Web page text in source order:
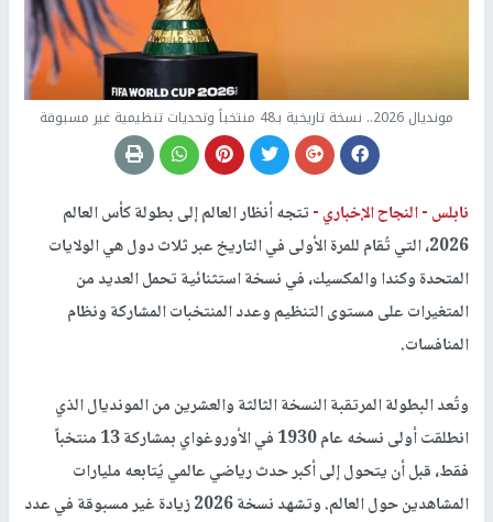
مونديال 2026.. نسخة تاريخية بـ48 منتخباً وتحديات تنظيمية غير مسبوقة
نابلس -النجاح الإخباري -تتجه أنظار العالم إلى بطولة كأس العالم
2026، التي تُقام للمرة الأولى في التاريخ عبر ثلاث دول هي الولايات
المتحدة وكندا والمكسيك، في نسخة استثنائية تحمل العديد من
المتغيرات على مستوى التنظيم وعدد المنتخبات المشاركة ونظام
المنافسات.
وتُعد البطولة المرتقبة النسخة الثالثة والعشرين من المونديال الذي
انطلقت أولى نسخه عام 1930 في الأوروغواي بمشاركة 13 منتخباً
فقط، قبل أن يتحول إلى أكبر حدث رياضي عالمي يُتابعه مليارات
المشاهدين حول العالم. وتشهد نسخة 2026 زيادة غير مسبوقة في عدد